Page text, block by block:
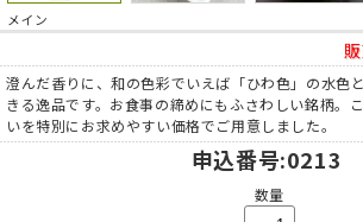
メイン
澄んだ香りに、和の色彩でいえば「ひわ色」の水色
きる逸品です。お食事の締めにもふさわしい銘柄。
いを特別にお求めやすい価格でご用意しました。
申込番号:0213
数量